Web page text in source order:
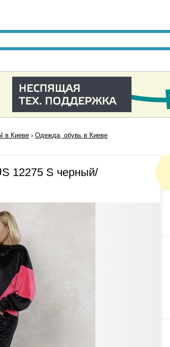
Киеве ›Одежда, обувь в Киеве
12275 S черный/